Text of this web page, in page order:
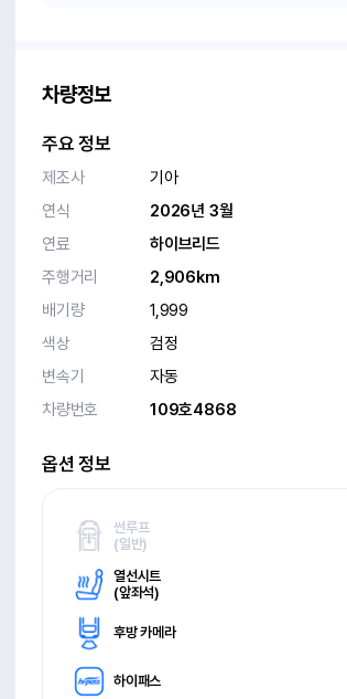
차량정보
주요 정보
제조사
기아
연식
2026년 3월
연료
하이브리드
주행거리
2,906km
배기량
1,999
색상
검정
변속기
자동
차량번호
109호4868
옵션 정보
썬루프
(일반)
열선시트
(앞좌석)
후방 카메라
하이패스